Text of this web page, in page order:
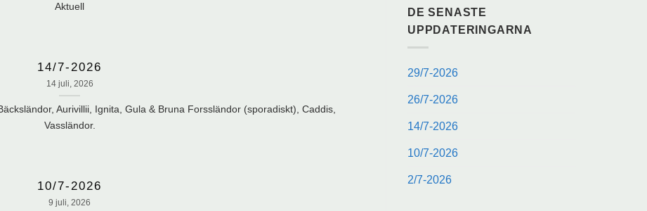
Aktuell
14/7-2026
14 juli, 2026
Aurivillii, Ignita, Gula & Bruna Forssländor (sporadiskt), Caddis,
Vassländor.
10/7-2026
9 juli, 2026
DE SENASTE
UPPDATERINGARNA
29/7-2026
26/7-2026
14/7-2026
10/7-2026
2/7-2026